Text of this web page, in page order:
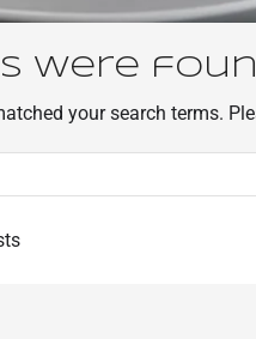
were
your search terms.